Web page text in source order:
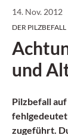
14. Nov. 2012
DER PILZBEFALL
und
Pilzbefall
zugeführt.